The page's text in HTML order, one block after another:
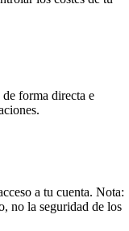
forma directa e
a tu cuenta. Nota:
no la seguridad de los